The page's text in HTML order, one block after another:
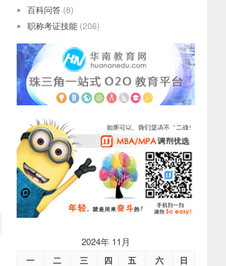
百科问答 (8)
职称考证技能 (206)
2024年 11月
一 二 三 四 五 六
日